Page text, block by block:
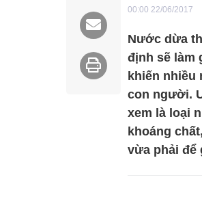
00:00 22/06/2017
Nước dừa
định sẽ làm
khiến nhiều
con người.
xem là loại
khoáng
vừa phải để